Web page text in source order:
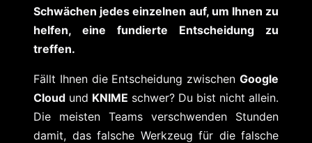
Schwächen jedes einzelnen auf, um Ihnen zu
helfen, eine fundierte Entscheidung zu
treffen.
Fällt Ihnen die Entscheidung zwischen Google
Cloud und KNIME schwer? Du bist nicht allein.
Die meisten Teams verschwenden Stunden
damit, das falsche Werkzeug für die falsche